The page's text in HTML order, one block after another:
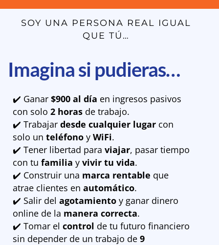
SOY UNA PERSONA REAL IGUAL
QUE TÚ…
Imagina si pudieras…
✔️ Ganar $900 al día en ingresos pasivos
con solo 2 horas de trabajo.
✔️ Trabajar desde cualquier lugar con
solo un teléfono y WiFi.
✔️ Tener libertad para viajar, pasar tiempo
con tu familia y vivir tu vida.
✔️ Construir una marca rentable que
atrae clientes en automático.
✔️ Salir del agotamiento y ganar dinero
online de la manera correcta.
✔️ Tomar el control de tu futuro financiero
sin depender de un trabajo de 9